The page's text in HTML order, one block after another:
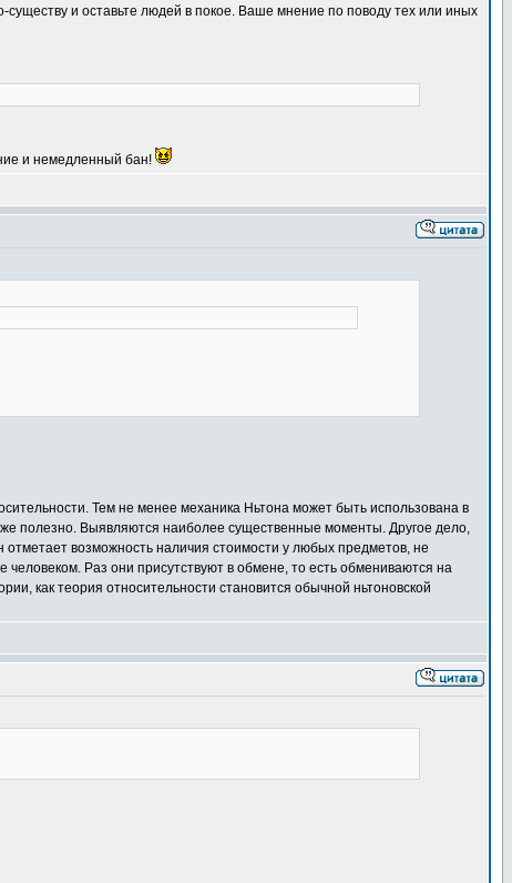
и оставьте людей в покое. Ваше мнение по поводу тех или иных
и немедленный бан!
Тем не менее механика Ньтона может быть использована в
полезно. Выявляются наиболее существенные моменты. Другое дело,
отметает возможность наличия стоимости у любых предметов, не
Раз они присутствуют в обмене, то есть обмениваются на
как теория относительности становится обычной ньтоновской